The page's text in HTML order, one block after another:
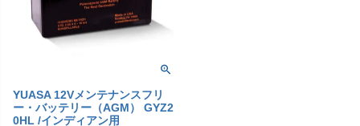
YUASA 12Vメンテナンスフリ
ー・バッテリー（AGM） GYZ2
0HL /インディアン用